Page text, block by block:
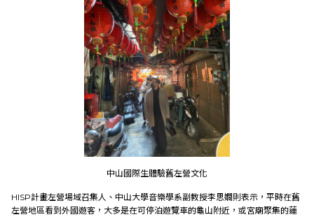
中山國際生體驗舊左營文化
HISP計畫左營場域召集人、中山大學音樂學系副教授李思嫺則表示，平時在舊
左營地區看到外國遊客，大多是在可停泊遊覽車的龜山附近，或宮廟聚集的蓮